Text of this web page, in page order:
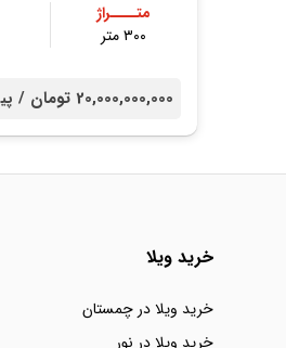
متــــراژ
۳۰۰ متر
20,000,000,000 تومان /
خرید ویلا
خرید ویلا در چمستان
خرید ویلا در نور